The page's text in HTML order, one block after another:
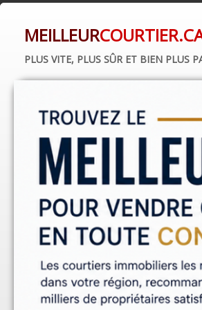
MEILLEUR
PLUS VITE, PLUS SÛR ET BIEN PLUS